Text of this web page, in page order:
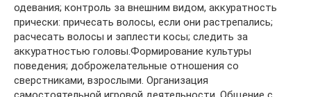
одевания; контроль за внешним видом, аккуратность
прически: причесать волосы, если они растрепались;
расчесать волосы и заплести косы; следить за
аккуратностью головы.Формирование культуры
поведения; доброжелательные отношения со
сверстниками, взрослыми. Организация